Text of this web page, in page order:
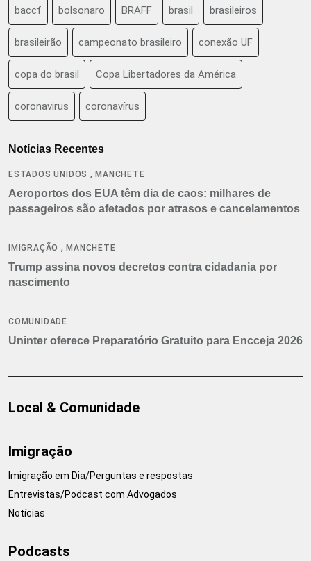
baccf bolsonaro BRAFF brasil brasileiros
brasileirão campeonato brasileiro conexão UF
copa do brasil Copa Libertadores da América
coronavirus coronavírus
Notícias Recentes
ESTADOS UNIDOS ,MANCHETE
Aeroportos dos EUA têm dia de caos: milhares de
passageiros são afetados por atrasos e cancelamentos
IMIGRAÇÃO ,MANCHETE
Trump assina novos decretos contra cidadania por
nascimento
COMUNIDADE
Uninter oferece Preparatório Gratuito para Encceja 2026
Local & Comunidade
Imigração
Imigração em Dia/Perguntas e respostas
Entrevistas/Podcast com Advogados
Notícias
Podcasts